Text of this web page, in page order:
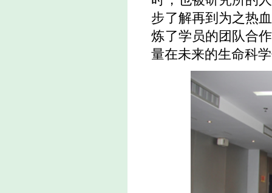
步了解再到为之热
炼了学员的团队合
量在未来的生命科